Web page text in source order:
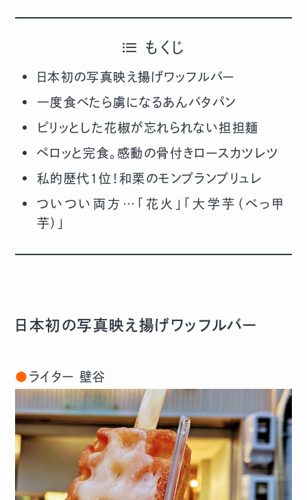
もくじ
日本初の写真映え揚げワッフルバー
一度食べたら虜になるあんバタパン
ピリッとした花椒が忘れられない担担麺
ペロッと完食。感動の骨付きロースカツレツ
私的歴代１位！和栗のモンブランブリュレ
ついつい両方…「花火」「大学芋（べっ甲
芋）」
日本初の写真映え揚げワッフルバー
● ライター 壁谷